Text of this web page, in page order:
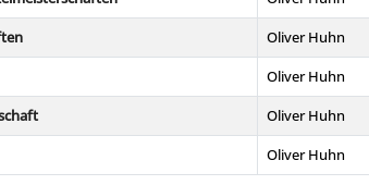
Oliver Huhn
Oliver Huhn
Oliver Huhn
Oliver Huhn